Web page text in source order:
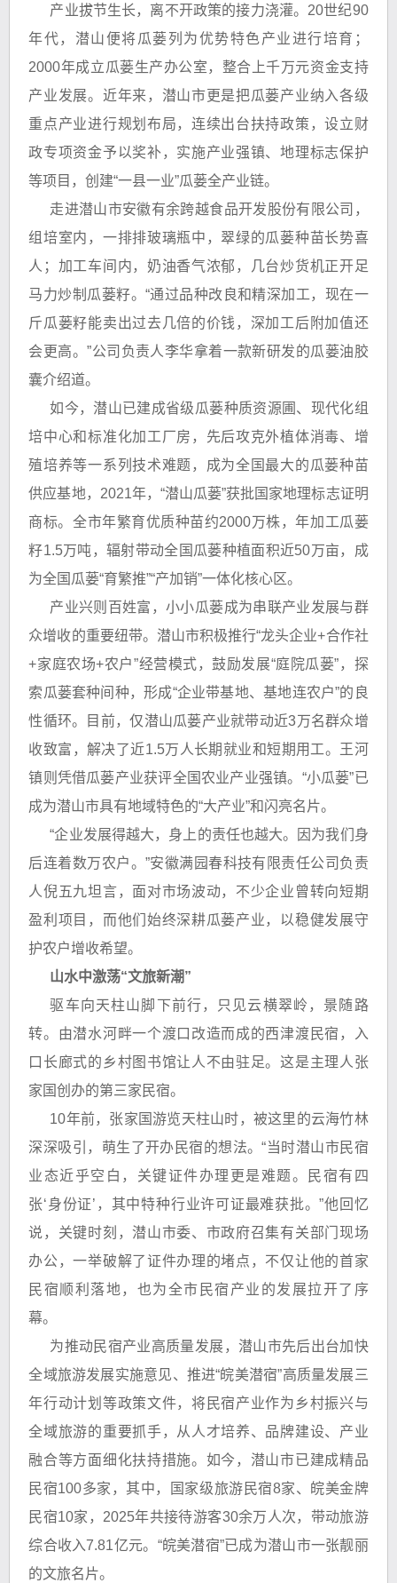
产业拔节生长，离不开政策的接力浇灌。20世纪90
年代，潜山便将瓜蒌列为优势特色产业进行培育；
2000年成立瓜蒌生产办公室，整合上千万元资金支持
产业发展。近年来，潜山市更是把瓜蒌产业纳入各级
重点产业进行规划布局，连续出台扶持政策，设立财
政专项资金予以奖补，实施产业强镇、地理标志保护
等项目，创建“一县一业”瓜蒌全产业链。
走进潜山市安徽有余跨越食品开发股份有限公司，
组培室内，一排排玻璃瓶中，翠绿的瓜蒌种苗长势喜
人；加工车间内，奶油香气浓郁，几台炒货机正开足
马力炒制瓜蒌籽。“通过品种改良和精深加工，现在一
斤瓜蒌籽能卖出过去几倍的价钱，深加工后附加值还
会更高。”公司负责人李华拿着一款新研发的瓜蒌油胶
囊介绍道。
如今，潜山已建成省级瓜蒌种质资源圃、现代化组
培中心和标准化加工厂房，先后攻克外植体消毒、增
殖培养等一系列技术难题，成为全国最大的瓜蒌种苗
供应基地，2021年，“潜山瓜蒌”获批国家地理标志证明
商标。全市年繁育优质种苗约2000万株，年加工瓜蒌
籽1.5万吨，辐射带动全国瓜蒌种植面积近50万亩，成
为全国瓜蒌“育繁推”“产加销”一体化核心区。
产业兴则百姓富，小小瓜蒌成为串联产业发展与群
众增收的重要纽带。潜山市积极推行“龙头企业+合作社
+家庭农场+农户”经营模式，鼓励发展“庭院瓜蒌”，探
索瓜蒌套种间种，形成“企业带基地、基地连农户”的良
性循环。目前，仅潜山瓜蒌产业就带动近3万名群众增
收致富，解决了近1.5万人长期就业和短期用工。王河
镇则凭借瓜蒌产业获评全国农业产业强镇。“小瓜蒌”已
成为潜山市具有地域特色的“大产业”和闪亮名片。
“企业发展得越大，身上的责任也越大。因为我们身
后连着数万农户。”安徽满园春科技有限责任公司负责
人倪五九坦言，面对市场波动，不少企业曾转向短期
盈利项目，而他们始终深耕瓜蒌产业，以稳健发展守
护农户增收希望。
山水中激荡“文旅新潮”
驱车向天柱山脚下前行，只见云横翠岭，景随路
转。由潜水河畔一个渡口改造而成的西津渡民宿，入
口长廊式的乡村图书馆让人不由驻足。这是主理人张
家国创办的第三家民宿。
10年前，张家国游览天柱山时，被这里的云海竹林
深深吸引，萌生了开办民宿的想法。“当时潜山市民宿
业态近乎空白，关键证件办理更是难题。民宿有四
张‘身份证’，其中特种行业许可证最难获批。”他回忆
说，关键时刻，潜山市委、市政府召集有关部门现场
办公，一举破解了证件办理的堵点，不仅让他的首家
民宿顺利落地，也为全市民宿产业的发展拉开了序
幕。
为推动民宿产业高质量发展，潜山市先后出台加快
全域旅游发展实施意见、推进“皖美潜宿”高质量发展三
年行动计划等政策文件，将民宿产业作为乡村振兴与
全域旅游的重要抓手，从人才培养、品牌建设、产业
融合等方面细化扶持措施。如今，潜山市已建成精品
民宿100多家，其中，国家级旅游民宿8家、皖美金牌
民宿10家，2025年共接待游客30余万人次，带动旅游
综合收入7.81亿元。“皖美潜宿”已成为潜山市一张靓丽
的文旅名片。